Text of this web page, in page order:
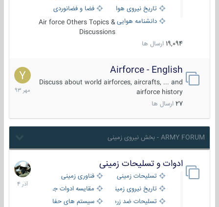
تاریخ نیروی هوایی
فضا و فضانوردی
دانشنامه هواییAir force Others Topics &
Discussions
19,094 ارسال ها
Airforce - English
Discuss about world airforces, aircrafts, ... and
airforce history
27 ارسال ها
15
مهر
1393
ARMY FORUM - بخش نیروی زمینی
ادوات و تسلیحات زمینی
تسلیحات زمینی
فناوری زمینی
تاریخ نیروی زمینی
مقایسه ادوات جنگی
تسلیحات ضد زره
سیستم های حفاظت فعال
21
آذر
1404